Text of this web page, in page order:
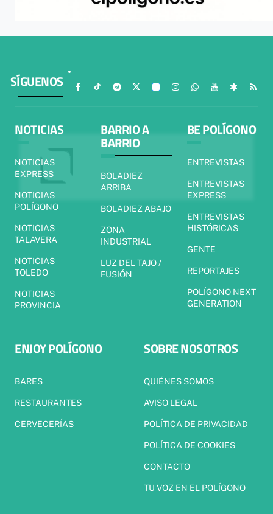
SÍGUENOS
NOTICIAS
NOTICIAS
EXPRESS
NOTICIAS
POLÍGONO
NOTICIAS
TALAVERA
NOTICIAS
TOLEDO
NOTICIAS
PROVINCIA
BARRIO A
BARRIO
BOLADIEZ
ARRIBA
BOLADIEZ ABAJO
ZONA
INDUSTRIAL
LUZ DEL TAJO /
FUSIÓN
BE POLÍGONO
ENTREVISTAS
ENTREVISTAS
EXPRESS
ENTREVISTAS
HISTÓRICAS
GENTE
REPORTAJES
POLÍGONO NEXT
GENERATION
ENJOY POLÍGONO
BARES
RESTAURANTES
CERVECERÍAS
SOBRE NOSOTROS
QUIÉNES SOMOS
AVISO LEGAL
POLÍTICA DE PRIVACIDAD
POLÍTICA DE COOKIES
CONTACTO
TU VOZ EN EL POLÍGONO